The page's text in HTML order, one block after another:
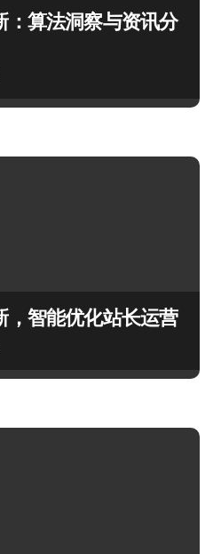
：算法洞察与资讯分
，智能优化站长运营